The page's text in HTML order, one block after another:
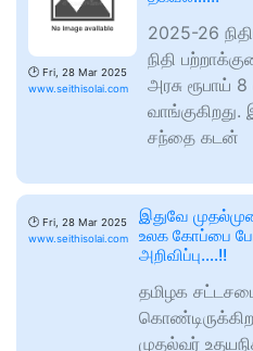
🕑 Fri, 28 Mar 2025
www.seithisolai.com
2025-26
நிதி
அரசு ரூபாய்
சந்தை கடன்
🕑 Fri, 28 Mar 2025
www.seithisolai.com
இதுவே
உலக கோப்பை
அறிவிப்பு….!!
தமிழக
முதல்வர்